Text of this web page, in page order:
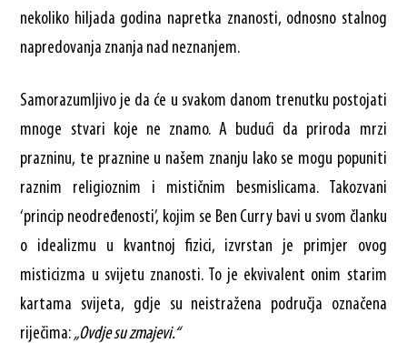
nekoliko hiljada godina napretka znanosti, odnosno stalnog
napredovanja znanja nad neznanjem.
Samorazumljivo je da će u svakom danom trenutku postojati
mnoge stvari koje ne znamo. A budući da priroda mrzi
prazninu, te praznine u našem znanju lako se mogu popuniti
raznim religioznim i mističnim besmislicama. Takozvani
‘princip neodređenosti’, kojim se Ben Curry bavi u svom članku
o idealizmu u kvantnoj fizici, izvrstan je primjer ovog
misticizma u svijetu znanosti. To je ekvivalent onim starim
kartama svijeta, gdje su neistražena područja označena
riječima: „Ovdje su zmajevi.“